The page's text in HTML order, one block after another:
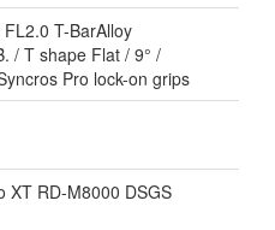
T-BarAlloy
/ T shape Flat / 9° /
Pro lock-on grips
XT RD-M8000 DSGS